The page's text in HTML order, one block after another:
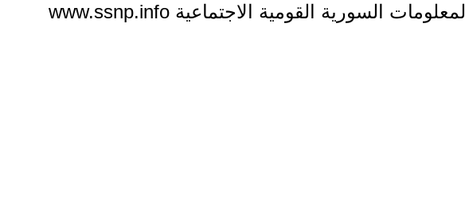
المعلومات السورية القومية الاجتماعية www.ssnp.info